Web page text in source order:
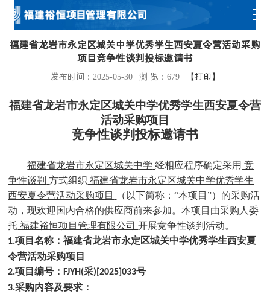
福建省龙岩市永定区城关中学优秀学生西安夏令营活动采购
项目竞争性谈判投标邀请书
发布时间：2025-05-30 | 浏 览：679 | 【打印】
福建省龙岩市永定区城关中学优秀学生西安夏令营
活动采购项目
竞争性谈判投标邀请书
福建省龙岩市永定区城关中学 经相应程序确定采用 竞
争性谈判 方式组织 福建省龙岩市永定区城关中学优秀学生
西安夏令营活动采购项目
（以下简称：“本项目”）的采购活
动，现欢迎国内合格的供应商前来参加。本项目由采购人委
托 福建裕恒项目管理有限公司 开展竞争性谈判活动。
1.项目名称：福建省龙岩市永定区城关中学优秀学生西安夏
令营活动采购项目
2.项目编号：FJYH(采)[2025]033号
3.采购内容及要求：